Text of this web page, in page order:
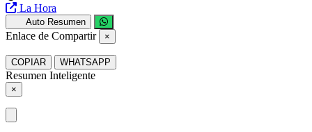
La Hora
Auto Resumen
Enlace de Compartir ×
COPIAR WHATSAPP
Resumen Inteligente
×